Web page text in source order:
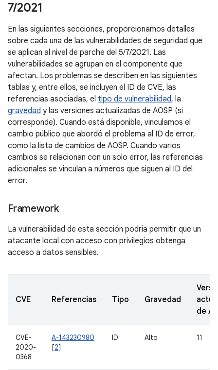
7/2021
En las siguientes secciones, proporcionamos detalles
sobre cada una de las vulnerabilidades de seguridad que
se aplican al nivel de parche del 5/7/2021. Las
vulnerabilidades se agrupan en el componente que
afectan. Los problemas se describen en las siguientes
tablas y, entre ellos, se incluyen el ID de CVE, las
referencias asociadas, el tipo de vulnerabilidad, la
gravedad y las versiones actualizadas de AOSP (si
corresponde). Cuando está disponible, vinculamos el
cambio público que abordó el problema al ID de error,
como la lista de cambios de AOSP. Cuando varios
cambios se relacionan con un solo error, las referencias
adicionales se vinculan a números que siguen al ID del
error.
Framework
La vulnerabilidad de esta sección podría permitir que un
atacante local con acceso con privilegios obtenga
acceso a datos sensibles.
CVE Referencias Tipo Gravedad
de
CVE-
2020-
0368
A-143230980
[2]
ID Alto 11